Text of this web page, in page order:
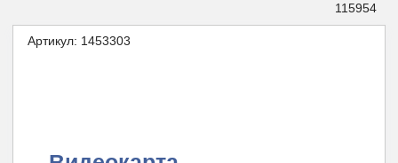
115954
Артикул: 1453303